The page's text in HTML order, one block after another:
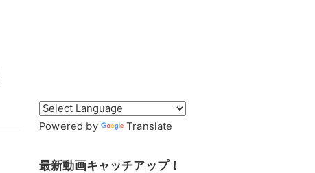
Powered by Translate
最新動画キャッチアップ！